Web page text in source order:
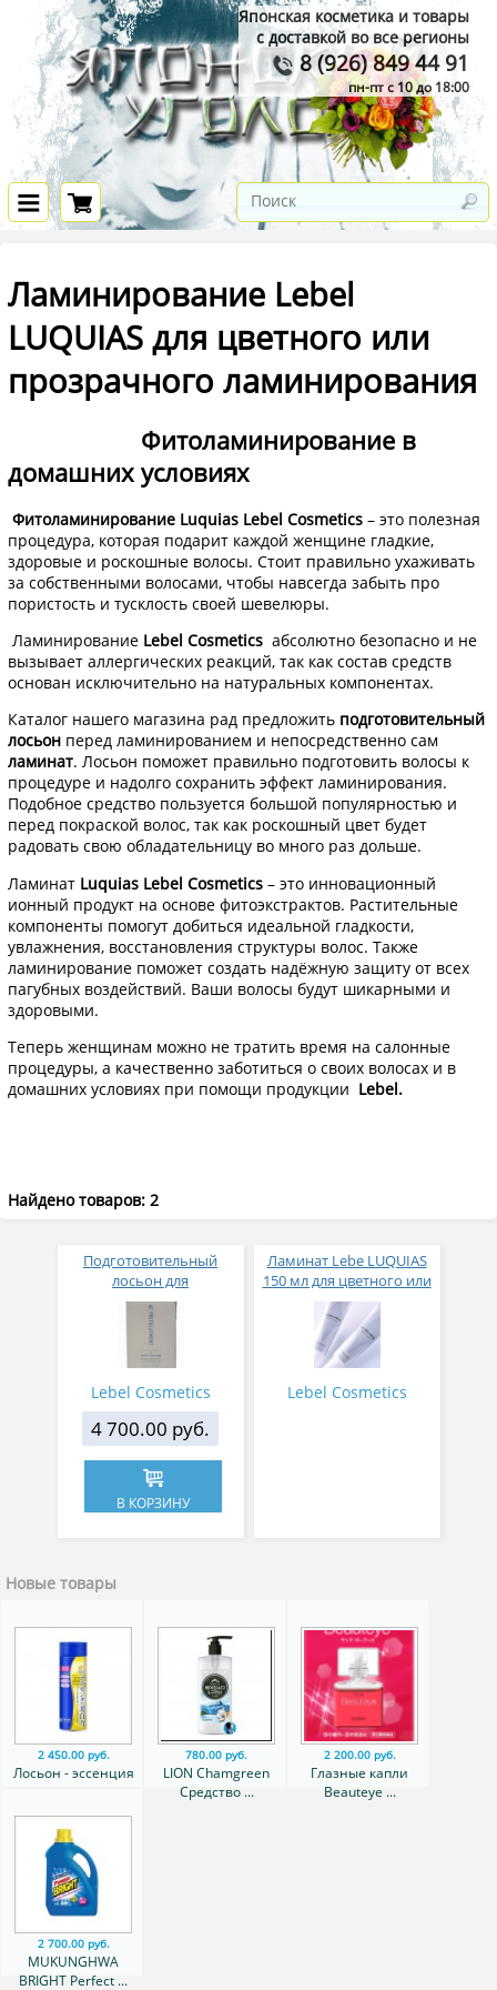
Японская косметика и товары
с доставкой во все регионы
8 (926) 849 44 91
пн-пт с 10 до 18:00
Ламинирование Lebel
LUQUIAS для цветного или
прозрачного ламинирования
Фитоламинирование в
домашних условиях
Фитоламинирование Luquias Lebel Cosmetics – это полезная
процедура, которая подарит каждой женщине гладкие,
здоровые и роскошные волосы. Стоит правильно ухаживать
за собственными волосами, чтобы навсегда забыть про
пористость и тусклость своей шевелюры.
Ламинирование Lebel Cosmetics абсолютно безопасно и не
вызывает аллергических реакций, так как состав средств
основан исключительно на натуральных компонентах.
Каталог нашего магазина рад предложить подготовительный
лосьон перед ламинированием и непосредственно сам
ламинат. Лосьон поможет правильно подготовить волосы к
процедуре и надолго сохранить эффект ламинирования.
Подобное средство пользуется большой популярностью и
перед покраской волос, так как роскошный цвет будет
радовать свою обладательницу во много раз дольше.
Ламинат Luquias Lebel Cosmetics – это инновационный
ионный продукт на основе фитоэкстрактов. Растительные
компоненты помогут добиться идеальной гладкости,
увлажнения, восстановления структуры волос. Также
ламинирование поможет создать надёжную защиту от всех
пагубных воздействий. Ваши волосы будут шикарными и
здоровыми.
Теперь женщинам можно не тратить время на салонные
процедуры, а качественно заботиться о своих волосах и в
домашних условиях при помощи продукции Lebel.
Найдено товаров: 2
Подготовительный
лосьон для
ламинирования AC
Pretreatment
Используется на
подготовительном
улучшает сцепление
ламината с волосами.
Lebel Cosmetics
4 700.00 руб.
В КОРЗИНУ
Ламинат Lebe LUQUIAS
150 мл для цветного или
прозрачного
ламинирования
Lebel Cosmetics
Новые товары
2 450.00 руб.
Лосьон - эссенция
780.00 руб.
LION Chamgreen
Средство ...
2 200.00 руб.
Глазные капли
Beauteye ...
2 700.00 руб.
MUKUNGHWA
BRIGHT Perfect ...